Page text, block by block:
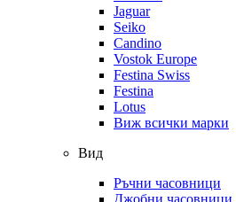
Jaguar
Seiko
Candino
Vostok Europe
Festina Swiss
Festina
Lotus
Виж всички марки
Вид
Ръчни часовници
Джобни часовници